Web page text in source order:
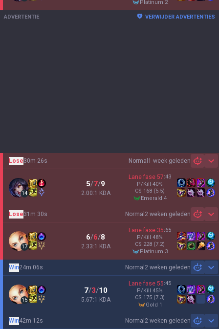
platinum 2
ADVERTENTIE VERWIJDER ADVERTENTIES
Normal 1 week geleden
Lose30m 26s
14
5/7/9
2.00:1 KDA
Lane fase 57:43
P/Kill 40%
CS 168 (5.5)
emerald 4
Normal 2 weken geleden
Lose31m 30s
17
6/6/8
2.33:1 KDA
Lane fase 35:65
P/Kill 48%
CS 228 (7.2)
platinum 3
Normal 2 weken geleden
Win24m 06s
15
7/3/10
5.67:1 KDA
Lane fase 55:45
P/Kill 45%
CS 175 (7.3)
gold 1
Normal 2 weken geleden
Win42m 12s